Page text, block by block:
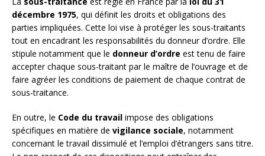
décembre 1975, qui définit les droits et obligations des
parties impliquées. Cette loi vise à protéger les sous-traitants
tout en encadrant les responsabilités du donneur d’ordre. Elle
stipule notamment que le donneur d’ordre est tenu de faire
accepter chaque sous-traitant par le maître de l’ouvrage et de
faire agréer les conditions de paiement de chaque contrat de
sous-traitance.
En outre, le Code du travail impose des obligations
spécifiques en matière de vigilance sociale, notamment
concernant le travail dissimulé et l’emploi d’étrangers sans titre.